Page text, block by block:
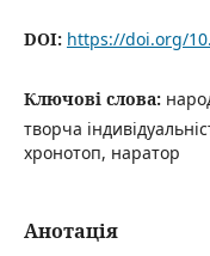
DOI: https://doi.org/
Ключові слова:
творча
хронотоп, наратор
Анотація